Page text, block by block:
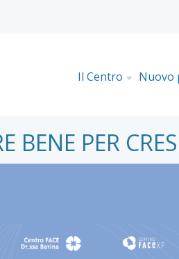
Il Centro Nuovo
BENE PER